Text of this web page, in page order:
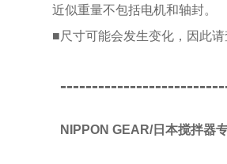
近似重量不包括电机和轴封。
■尺寸可能会发生变化，因此请
NIPPON GEAR/日本搅拌器